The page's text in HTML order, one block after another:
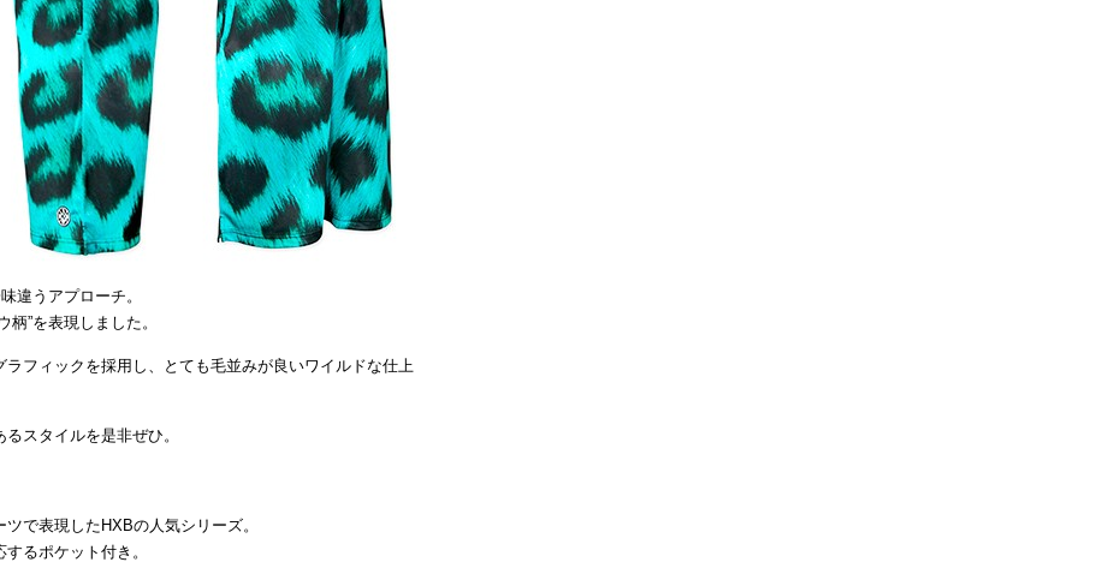
違うアプローチ。
”を表現しました。
フィックを採用し、とても毛並みが良いワイルドな仕上
スタイルを是非ぜひ。
で表現したHXBの人気シリーズ。
るポケット付き。